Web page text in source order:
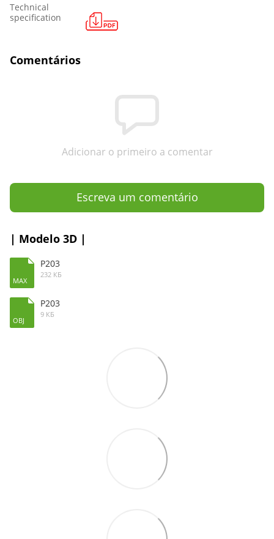
Technical
specification
Comentários
Adicionar o primeiro a comentar
Escreva um comentário
| Modelo 3D |
MAX
P203
232 КБ
OBJ
P203
9 КБ